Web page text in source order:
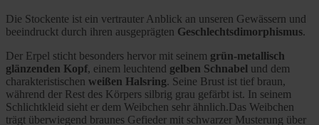
Die Stockente ist ein vertrauter Anblick an unseren Gewässern und
beeindruckt durch ihren ausgeprägten Geschlechtsdimorphismus.
Der Erpel sticht besonders hervor mit seinem grün-metallisch
glänzenden Kopf, einem leuchtend gelben Schnabel und dem
charakteristischen weißen Halsring. Seine Brust ist tief braun,
während der Rest des Körpers silbrig grau gefärbt ist. In seinem
Schlichtkleid sieht er dem Weibchen sehr ähnlich.Das Weibchen
trägt überwiegend braunes Gefieder mit schwarzer Musterung über